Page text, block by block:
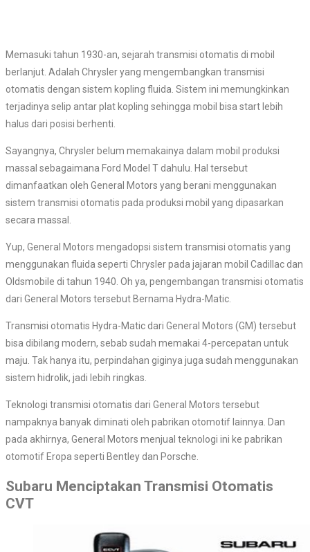
Memasuki tahun 1930-an, sejarah transmisi otomatis di mobil
berlanjut. Adalah Chrysler yang mengembangkan transmisi
otomatis dengan sistem kopling fluida. Sistem ini memungkinkan
terjadinya selip antar plat kopling sehingga mobil bisa start lebih
halus dari posisi berhenti.
Sayangnya, Chrysler belum memakainya dalam mobil produksi
massal sebagaimana Ford Model T dahulu. Hal tersebut
dimanfaatkan oleh General Motors yang berani menggunakan
sistem transmisi otomatis pada produksi mobil yang dipasarkan
secara massal.
Yup, General Motors mengadopsi sistem transmisi otomatis yang
menggunakan fluida seperti Chrysler pada jajaran mobil Cadillac dan
Oldsmobile di tahun 1940. Oh ya, pengembangan transmisi otomatis
dari General Motors tersebut Bernama Hydra-Matic.
Transmisi otomatis Hydra-Matic dari General Motors (GM) tersebut
bisa dibilang modern, sebab sudah memakai 4-percepatan untuk
maju. Tak hanya itu, perpindahan giginya juga sudah menggunakan
sistem hidrolik, jadi lebih ringkas.
Teknologi transmisi otomatis dari General Motors tersebut
nampaknya banyak diminati oleh pabrikan otomotif lainnya. Dan
pada akhirnya, General Motors menjual teknologi ini ke pabrikan
otomotif Eropa seperti Bentley dan Porsche.
Subaru Menciptakan Transmisi Otomatis
CVT